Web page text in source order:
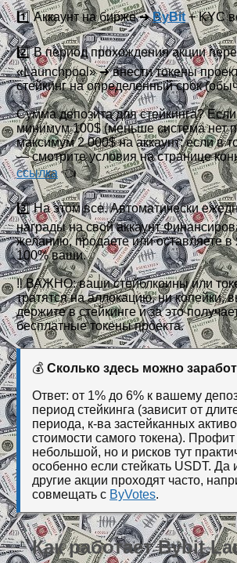
1️⃣ Аккаунт на бирже ➜ByBit+ KYC
2️⃣ В период прохождения акции
«Launchpool» ➜ внести токены
стейкинг на определенный срок
Сумма депозита для стейкинга?
минимум 100$ (меньше система нет
максимум 2 000$ на аккаунт; если в
— смотрите условия на странице
ссылка👈
3️⃣ На этом все. Автоматически
награды на свой аккаунт
желанию, продаете или оставляете в
100% ваши.
‼️ ВАЖНО: ваши стейблкоины или
тратятся на аллокацию, ни копейки,
держите в стейкинге и за это
бесплатные токены проекта.
💰Сколько здесь можно
Ответ: от 1% до 6% к вашему
период стейкинга (зависит от
периода, к-ва застейканных
стоимости самого токена).
небольшой, но и рисков тут
особенно если стейкать USDT. Да
другие акции проходят часто,
совмещать с ByVotes.
Как работает Bybit